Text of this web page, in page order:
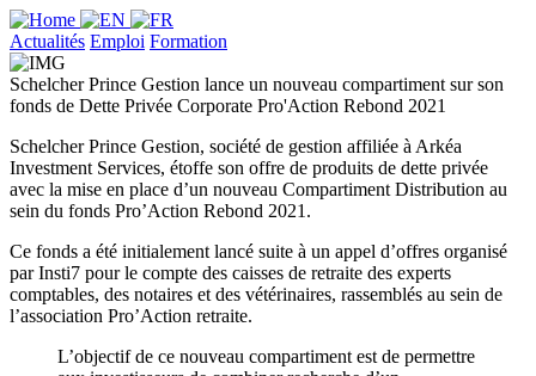
Actualités Emploi Formation
Schelcher Prince Gestion lance un nouveau compartiment sur son
fonds de Dette Privée Corporate Pro'Action Rebond 2021
Schelcher Prince Gestion, société de gestion affiliée à Arkéa
Investment Services, étoffe son offre de produits de dette privée
avec la mise en place d’un nouveau Compartiment Distribution au
sein du fonds Pro’Action Rebond 2021.
Ce fonds a été initialement lancé suite à un appel d’offres organisé
par Insti7 pour le compte des caisses de retraite des experts
comptables, des notaires et des vétérinaires, rassemblés au sein de
l’association Pro’Action retraite.
L’objectif de ce nouveau compartiment est de permettre